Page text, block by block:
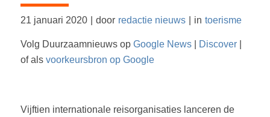
21 januari 2020 door redactie nieuws in toerisme
Volg Duurzaamnieuws op Google News| Discover|
of als voorkeursbron op Google
Vijftien internationale reisorganisaties lanceren de